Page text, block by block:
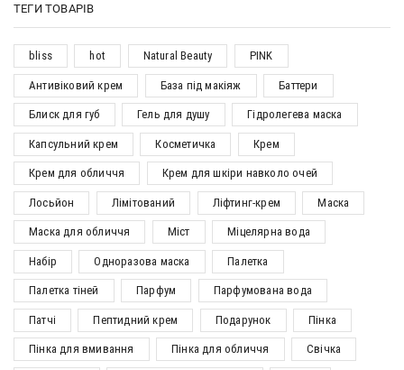
ТЕГИ ТОВАРІВ
bliss hot Natural Beauty PINK
Антивіковий крем База під макіяж Баттери
Блиск для губ Гель для душу Гідролегева маска
Капсульний крем Косметичка Крем
Крем для обличчя Крем для шкіри навколо очей
Лосьйон Лімітований Ліфтинг-крем Маска
Маска для обличчя Міст Міцелярна вода
Набір Одноразова маска Палетка
Палетка тіней Парфум Парфумована вода
Патчі Пептидний крем Подарунок Пінка
Пінка для вмивання Пінка для обличчя Свічка